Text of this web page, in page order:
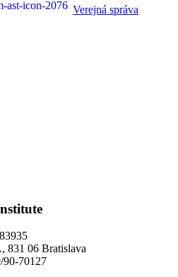
Verejná správa
831 06 Bratislava
90-70127